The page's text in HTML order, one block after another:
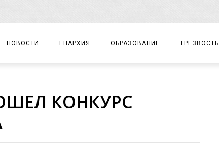
НОВОСТИ ЕПАРХИЯ
ЕПАРХИАЛЬНОЕ УПРАВЛЕНИЕ
ЕПАРХИАЛЬНЫЕ ОТДЕЛЫ
ОБРАЗОВАНИЕ
ЦЕНТР «ВОЗРОЖДЕНИЕ»
ТРЕЗВОСТЬ
КОНКУРС